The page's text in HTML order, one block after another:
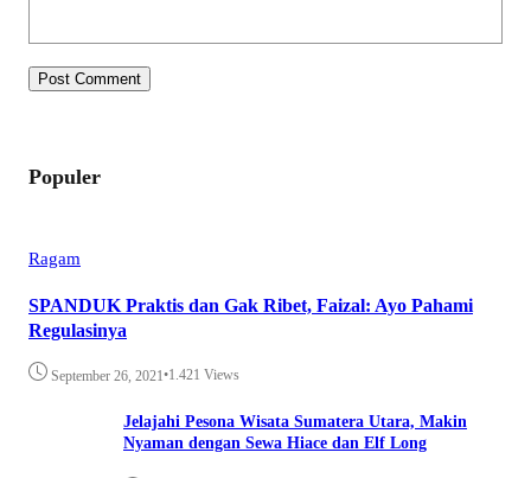
Populer
Ragam
SPANDUK Praktis dan Gak Ribet, Faizal: Ayo Pahami
Regulasinya
September 26, 2021•1.421 Views
Jelajahi Pesona Wisata Sumatera Utara, Makin
Nyaman dengan Sewa Hiace dan Elf Long